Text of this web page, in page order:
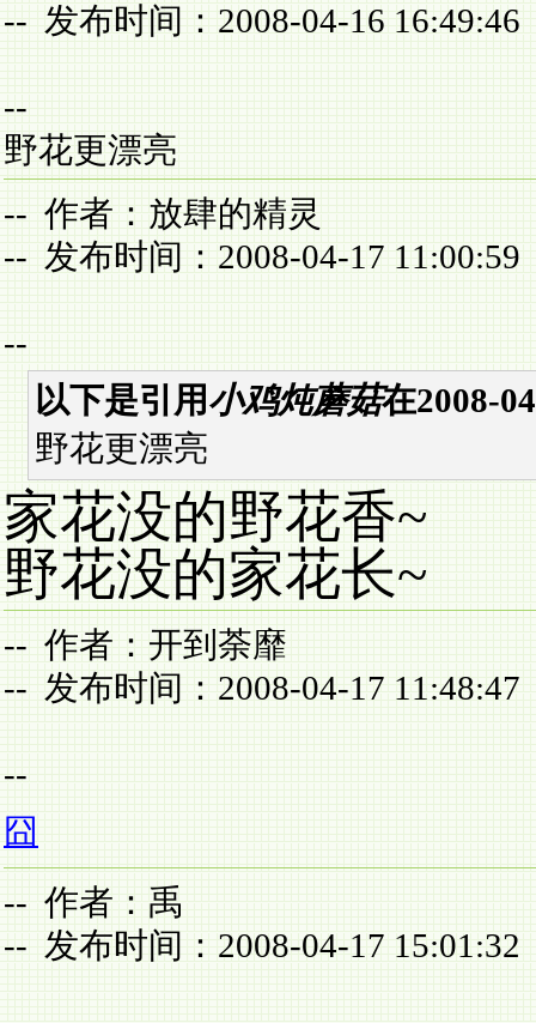
-- 发布时间：2008-04-16 16:49:46
--
野花更漂亮
-- 作者：放肆的精灵
-- 发布时间：2008-04-17 11:00:59
--
以下是引用小鸡炖蘑菇在2008-
野花更漂亮
家花没的野花香~
野花没的家花长~
-- 作者：开到荼靡
-- 发布时间：2008-04-17 11:48:47
--
囧
-- 作者：禹
-- 发布时间：2008-04-17 15:01:32